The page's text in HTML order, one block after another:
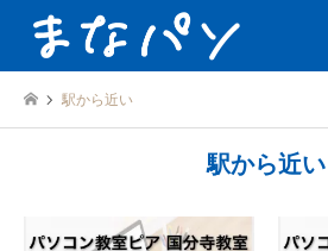
駅から近い
駅から近い